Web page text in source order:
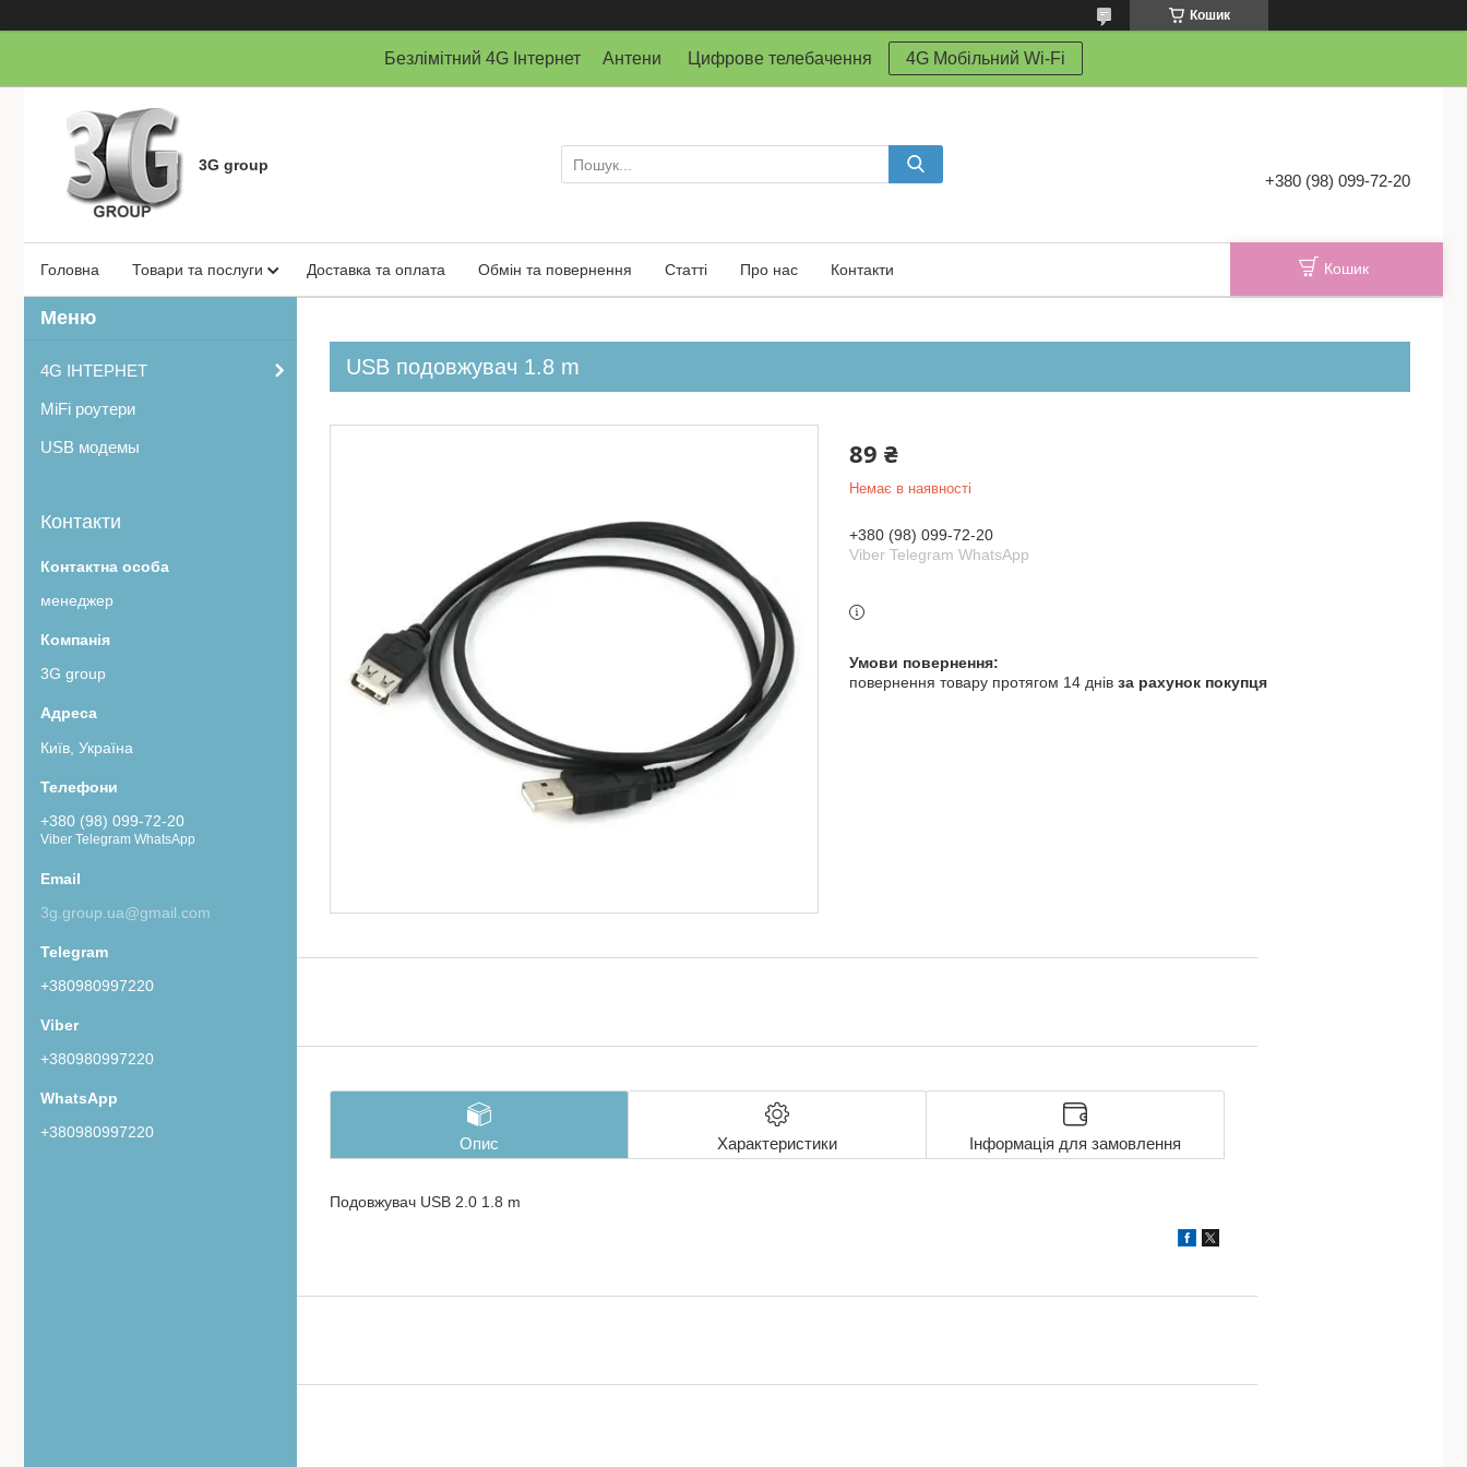
Кошик
Безлімітний 4G Інтернет Антени Цифрове телебачення 4G Мобільний Wi-Fi
3G group
+380 (98) 099-72-20
Головна Товари та послуги Доставка та оплата Обмін та повернення Статті Про нас Контакти Кошик
USB подовжувач 1.8 m
89 ₴
Немає в наявності
+380 (98) 099-72-20
Viber Telegram WhatsApp
повернення товару протягом 14 днів за рахунок покупця
Опис Характеристики Інформація для замовлення
Подовжувач USB 2.0 1.8 m
4G ІНТЕРНЕТ
MiFi роутери
USB модемы
Контакти
менеджер
3G group
Київ, Україна
+380 (98) 099-72-20
Viber Telegram WhatsApp
3g.group.ua@gmail.com
+380980997220
+380980997220
+380980997220